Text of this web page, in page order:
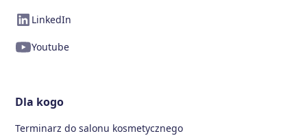
LinkedIn
Youtube
Dla kogo
Terminarz do salonu kosmetycznego